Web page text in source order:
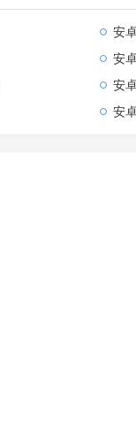
安
安
安
安